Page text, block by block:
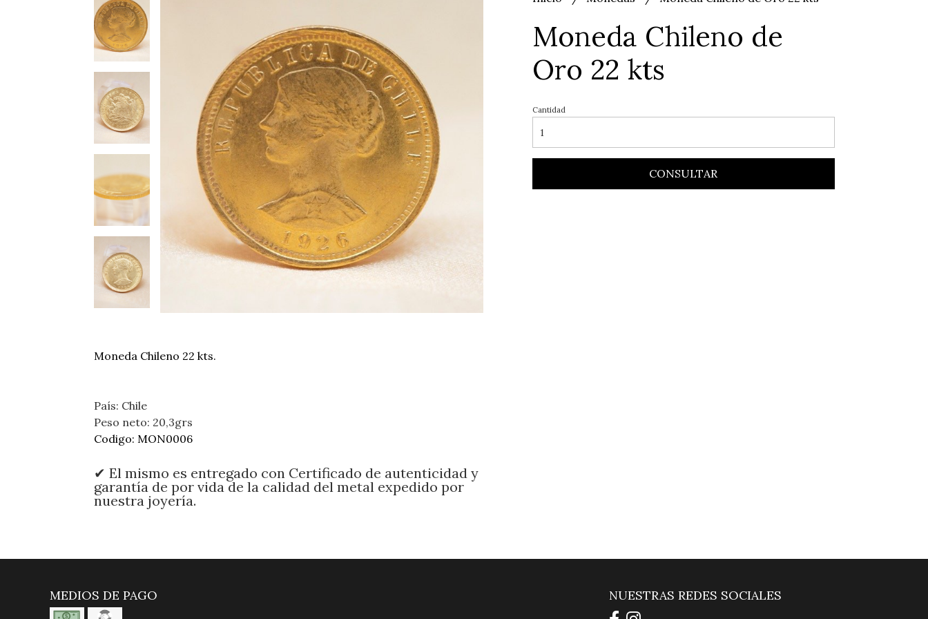
Moneda Chileno 22 kts.
País: Chile
Peso neto: 20,3grs
Codigo: MON0006
✔ El mismo es entregado con Certificado de autenticidad y
garantía de por vida de la calidad del metal expedido por
nuestra joyería.
Moneda Chileno de
Oro 22 kts
Cantidad
CONSULTAR
MEDIOS DE PAGO NUESTRAS REDES SOCIALES